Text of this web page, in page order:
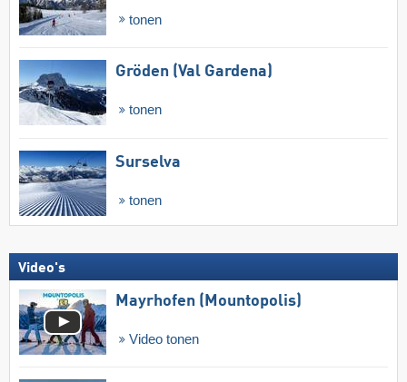
tonen
Gröden (Val Gardena)
tonen
Surselva
tonen
Video's
Mayrhofen (Mountopolis)
Video tonen